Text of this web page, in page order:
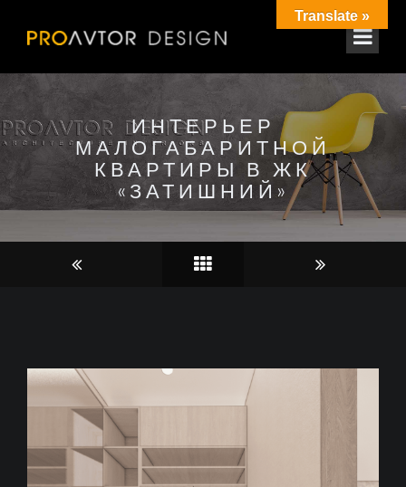
ИНТЕРЬЕР
МАЛОГАБАРИТНОЙ
КВАРТИРЫ В ЖК
«ЗАТИШНИЙ»
Translate »